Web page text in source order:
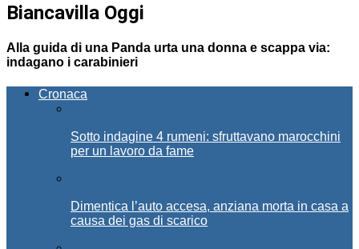
Biancavilla Oggi
Alla guida di una Panda urta una donna e scappa via:
indagano i carabinieri
Cronaca
Sotto indagine 4 rumeni: sfruttavano marocchini
per un lavoro da fame
Dimentica l’auto accesa, anziana morta in casa a
causa dei gas di scarico